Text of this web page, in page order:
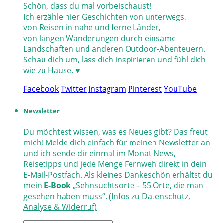
Schön, dass du mal vorbeischaust!
Ich erzähle hier Geschichten von unterwegs,
von Reisen in nahe und ferne Länder,
von langen Wanderungen durch einsame
Landschaften und anderen Outdoor-Abenteuern.
Schau dich um, lass dich inspirieren und fühl dich
wie zu Hause. ♥
FacebookTwitter Instagram PinterestYouTube
Newsletter
Du möchtest wissen, was es Neues gibt? Das freut
mich! Melde dich einfach für meinen Newsletter an
und ich sende dir einmal im Monat News,
Reisetipps und jede Menge Fernweh direkt in dein
E-Mail-Postfach. Als kleines Dankeschön erhältst du
mein E-Book„Sehnsuchtsorte – 55 Orte, die man
gesehen haben muss“. (Infos zu Datenschutz,
Analyse & Widerruf)